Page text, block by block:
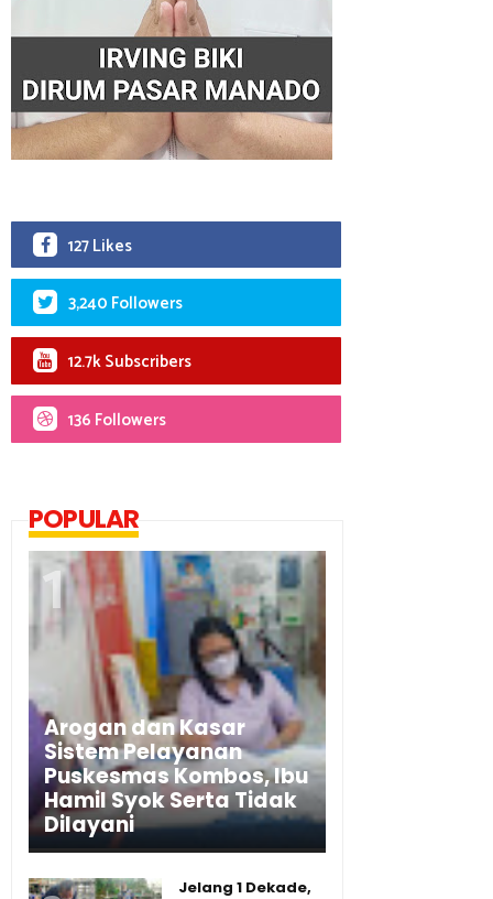
127 Likes
3,240 Followers
12.7k Subscribers
136 Followers
POPULAR
Arogan dan Kasar
Sistem Pelayanan
Puskesmas Kombos, Ibu
Hamil Syok Serta Tidak
Dilayani
Jelang 1 Dekade,